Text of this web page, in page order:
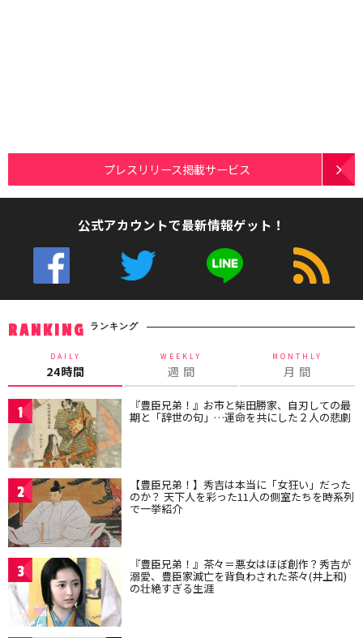
プレスリリース掲載サービス
公式アカウントで最新情報ゲット！
RANKING ランキング
DAILY
24時間
WEEKLY
週 間
MONTHLY
月 間
1 『豊臣兄弟！』お市と柴田勝家、自刃しての最
期と「辞世の句」…運命を共にした２人の悲劇
2 【豊臣兄弟！】秀吉は本当に「女狂い」だった
のか？ 天下人を彩った11人の側室たちを時系列
で一挙紹介
3 『豊臣兄弟！』茶々＝悪女はほぼ創作？秀吉が
溺愛、豊臣家滅亡を背負わされた茶々(井上和)
の壮絶すぎる生涯